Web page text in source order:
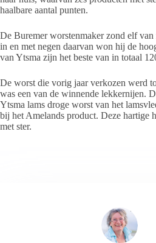
haalbare aantal punten.
De Buremer worstenmaker zond elf van
in en met negen daarvan won hij de
van Ytsma zijn het beste van in totaal
De worst die vorig jaar verkozen werd
was een van de winnende lekkernijen.
Ytsma lams droge worst van het
bij het Amelands product. Deze hartige
met ster.